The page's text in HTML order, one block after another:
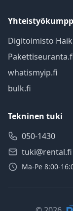
Digitoimisto
whatismyip.fi
bulk.fi
Tekninen tuki
050-1430
tuki@rental.fi
Ma-Pe 8:00-